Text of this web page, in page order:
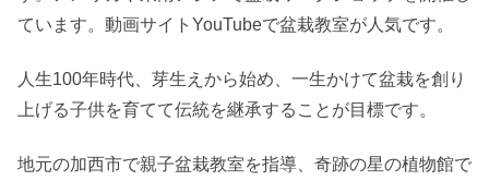
ています。動画サイトYouTubeで盆栽教室が人気です。
人生100年時代、芽生えから始め、一生かけて盆栽を創り
上げる子供を育てて伝統を継承することが目標です。
地元の加西市で親子盆栽教室を指導、奇跡の星の植物館で